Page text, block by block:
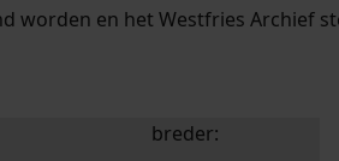
worden en het Westfries Archief
uw zoekopdracht te
breder: